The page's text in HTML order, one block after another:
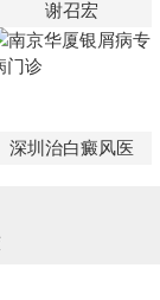
谢召宏
深圳治白癜风医